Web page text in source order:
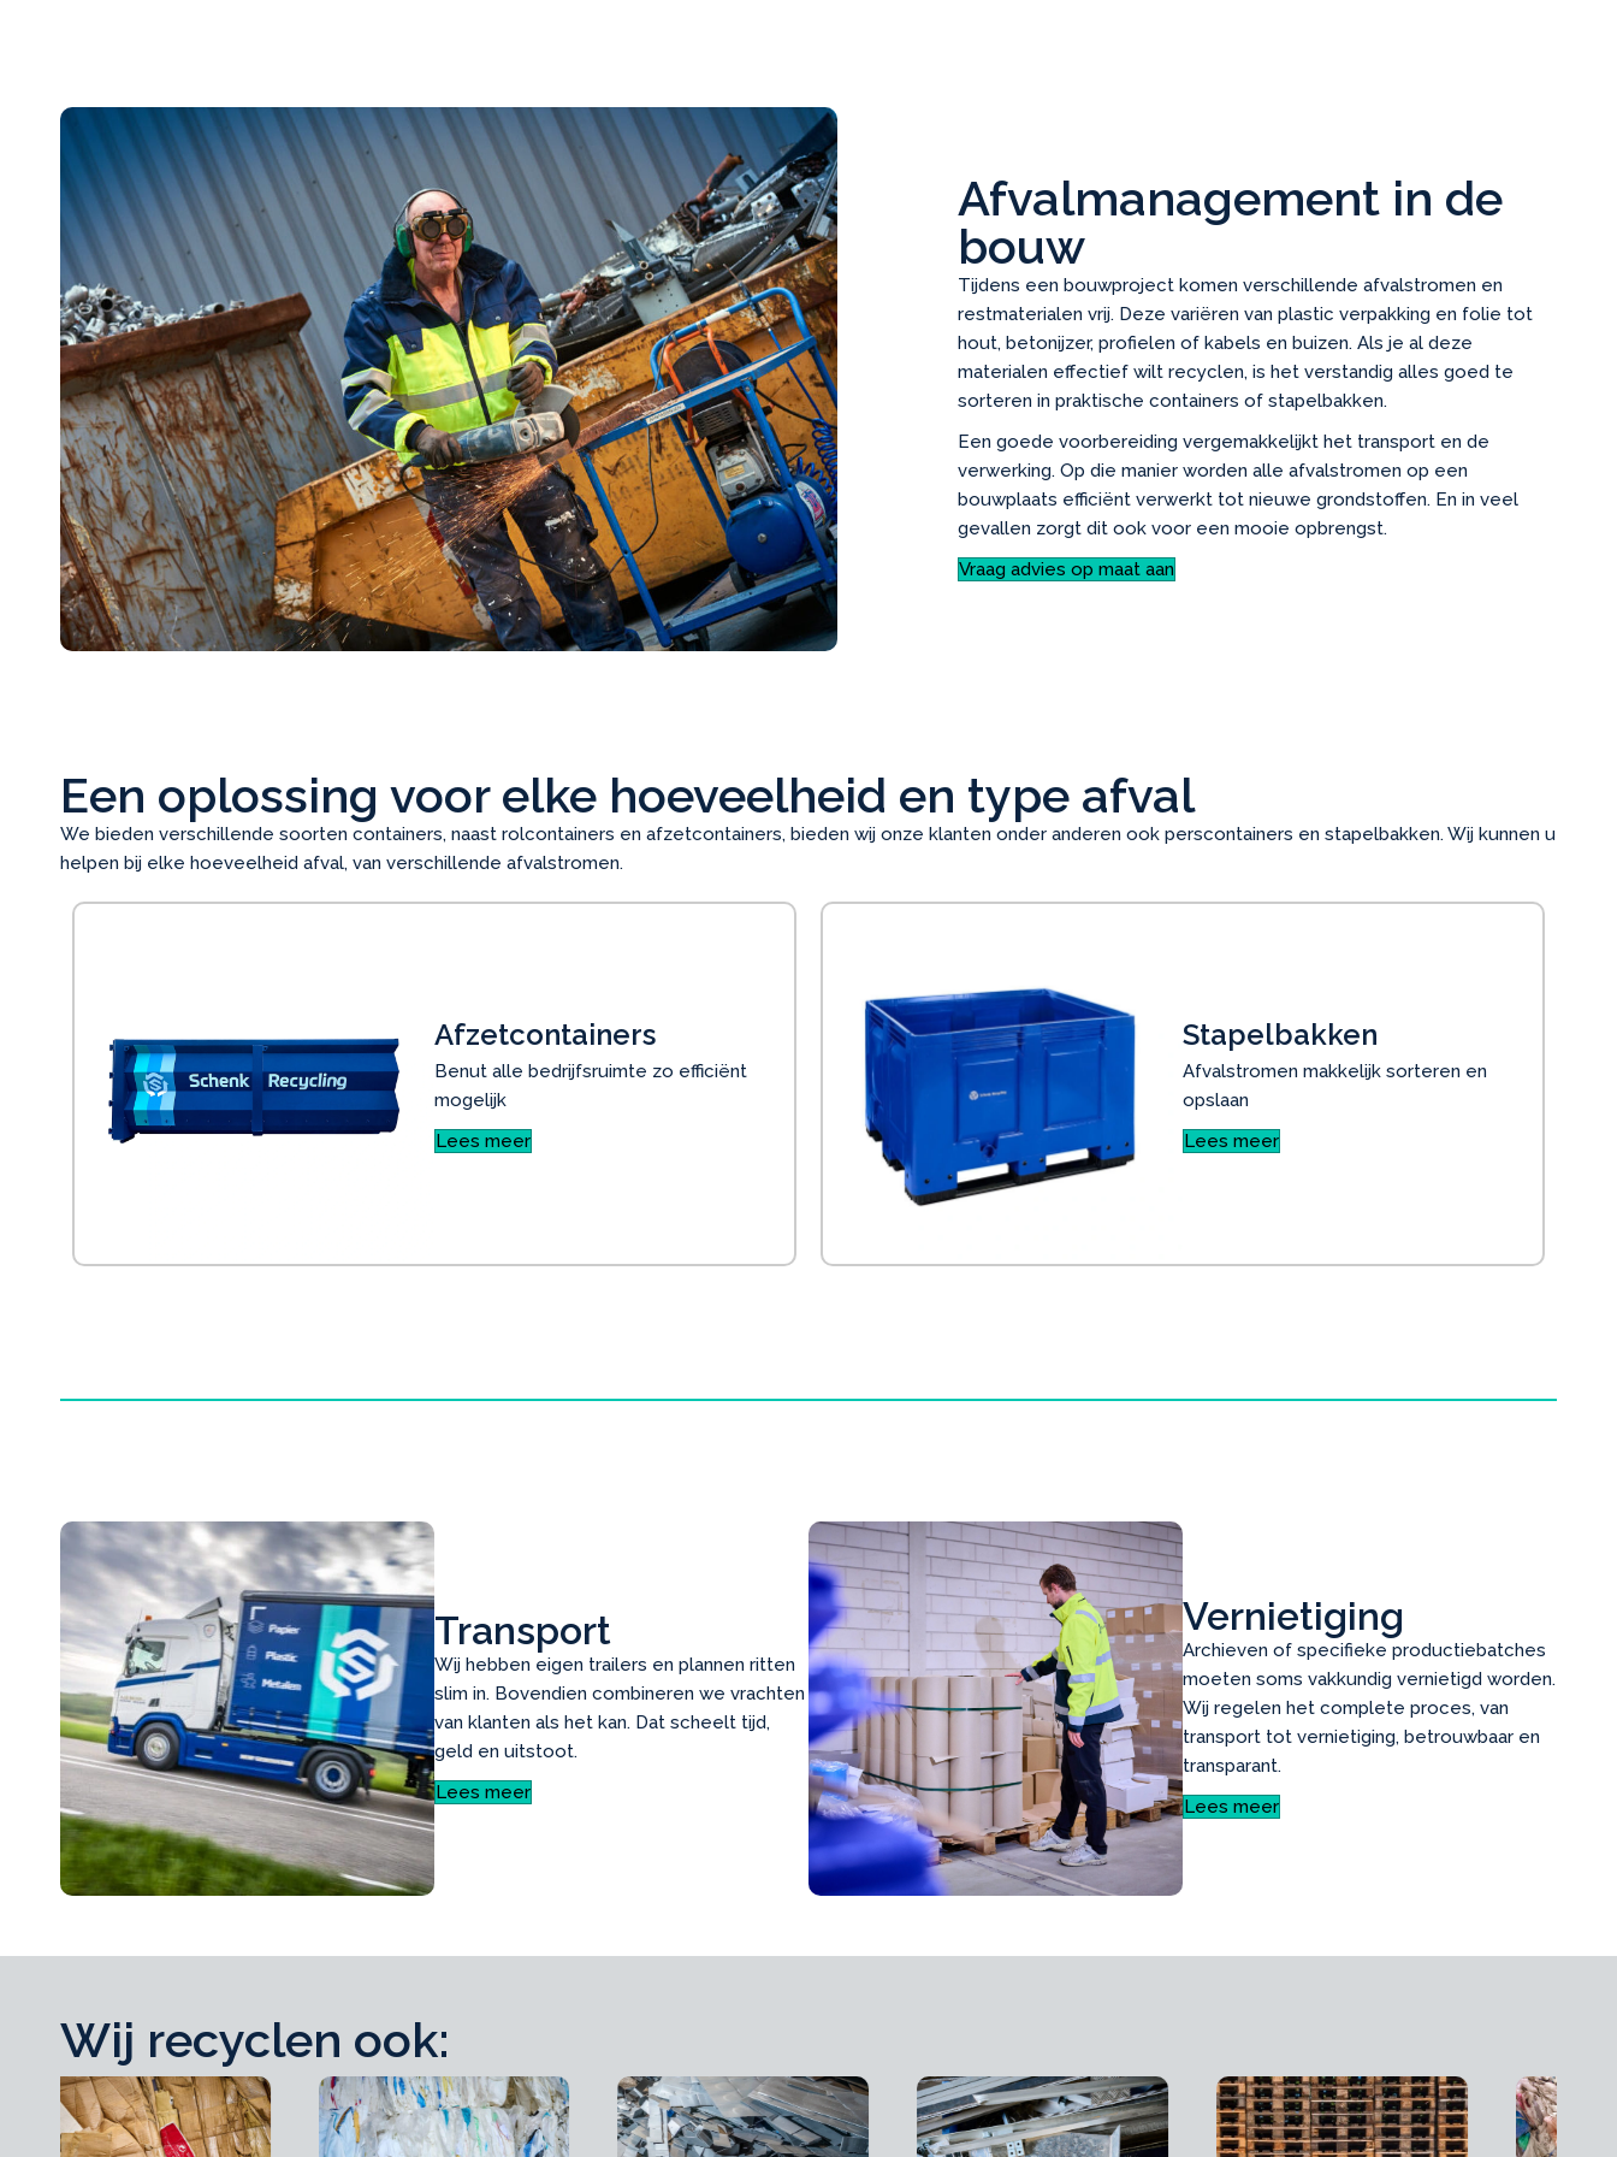
Afvalmanagement in de
bouw
Tijdens een bouwproject komen verschillende afvalstromen en
restmaterialen vrij. Deze variëren van plastic verpakking en folie tot
hout, betonijzer, profielen of kabels en buizen. Als je al deze
materialen effectief wilt recyclen, is het verstandig alles goed te
sorteren in praktische containers of stapelbakken.
Een goede voorbereiding vergemakkelijkt het transport en de
verwerking. Op die manier worden alle afvalstromen op een
bouwplaats efficiënt verwerkt tot nieuwe grondstoffen. En in veel
gevallen zorgt dit ook voor een mooie opbrengst.
Vraag advies op maat aan
Een oplossing voor elke hoeveelheid en type afval
We bieden verschillende soorten containers, naast rolcontainers en afzetcontainers, bieden wij onze klanten onder anderen ook perscontainers en stapelbakken. Wij kunnen u
helpen bij elke hoeveelheid afval, van verschillende afvalstromen.
Afzetcontainers
Benut alle bedrijfsruimte zo efficiënt
mogelijk
Lees meer
Stapelbakken
Afvalstromen makkelijk sorteren en
opslaan
Lees meer
Transport
Wij hebben eigen trailers en plannen ritten
slim in. Bovendien combineren we vrachten
van klanten als het kan. Dat scheelt tijd,
geld en uitstoot.
Lees meer
Vernietiging
Archieven of specifieke productiebatches
moeten soms vakkundig vernietigd worden.
Wij regelen het complete proces, van
transport tot vernietiging, betrouwbaar en
transparant.
Lees meer
Wij recyclen ook: